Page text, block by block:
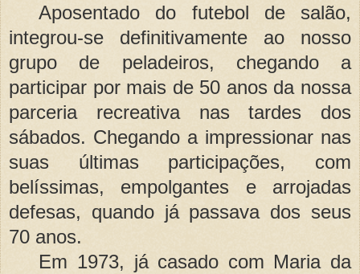
Aposentado do futebol de salão,
integrou-se definitivamente ao nosso
grupo de peladeiros, chegando a
participar por mais de 50 anos da nossa
parceria recreativa nas tardes dos
sábados. Chegando a impressionar nas
suas últimas participações, com
belíssimas, empolgantes e arrojadas
defesas, quando já passava dos seus
70 anos.
Em 1973, já casado com Maria da